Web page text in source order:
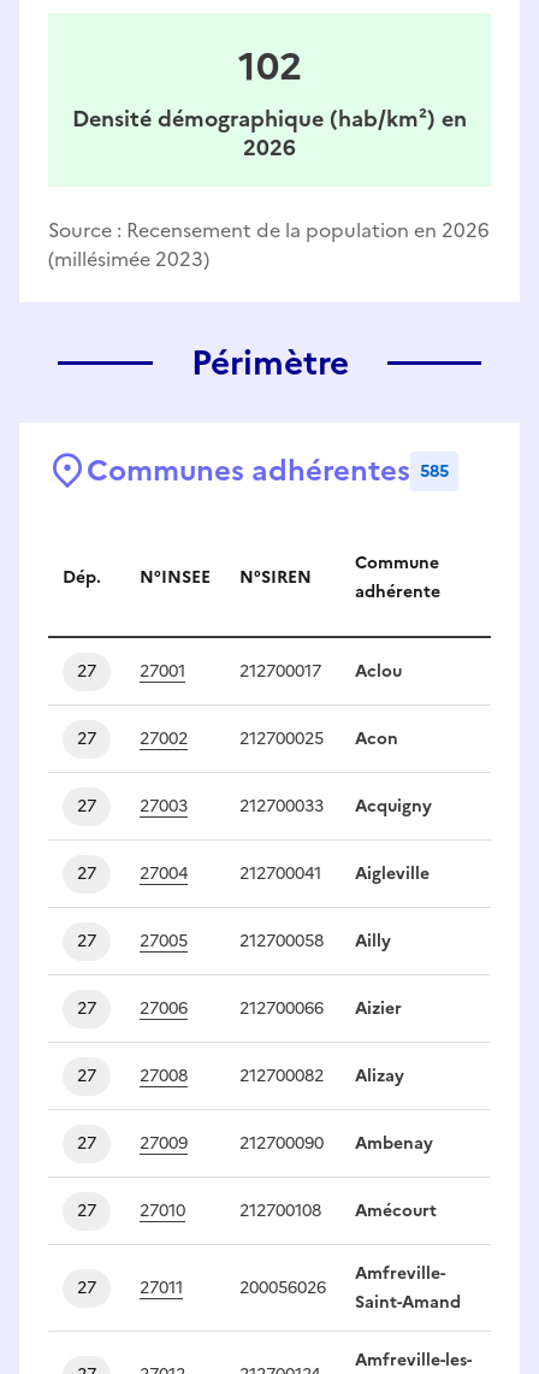
102
Densité démographique (hab/km²) en
2026
Source : Recensement de la population en 2026
(millésimée 2023)
Périmètre
Communes adhérentes 585
Dép. N°INSEE N°SIREN
Commune
adhérente
27 27001 212700017 Aclou
27 27002 212700025 Acon
27 27003 212700033 Acquigny
27 27004 212700041 Aigleville
27 27005 212700058 Ailly
27 27006 212700066 Aizier
27 27008 212700082 Alizay
27 27009 212700090 Ambenay
27 27010 212700108 Amécourt
27 27011 200056026
Amfreville-
Saint-Amand
Amfreville-les-